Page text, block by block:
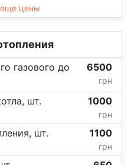
еще цены
газового до
6500
грн
шт. 1000
грн
шт. 1100
грн